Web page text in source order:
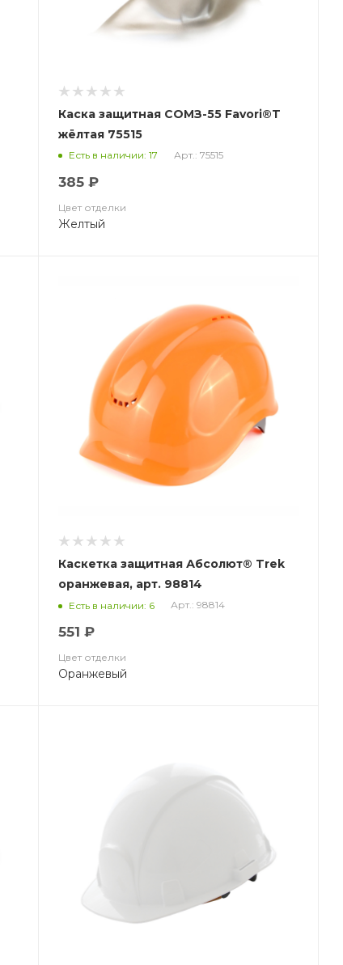
Каска защитная СОМЗ-55 Favori®T
жёлтая 75515
Есть в наличии: 17 Арт.: 75515
385 ₽
Цвет отделки
Желтый
Каскетка защитная Абсолют® Trek
оранжевая, арт. 98814
Есть в наличии: 6 Арт.: 98814
551 ₽
Цвет отделки
Оранжевый